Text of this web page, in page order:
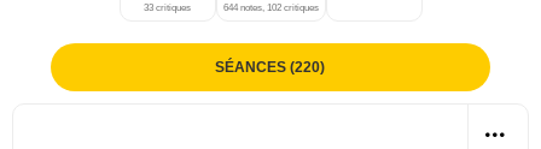
33 critiques 644 notes, 102 critiques
SÉANCES (220)